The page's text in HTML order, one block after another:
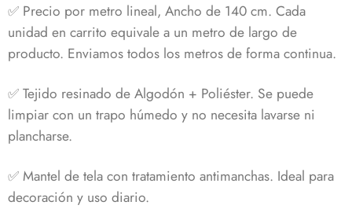
✅ Precio por metro lineal, Ancho de 140 cm. Cada
unidad en carrito equivale a un metro de largo de
producto. Enviamos todos los metros de forma continua.
✅ Tejido resinado de Algodón + Poliéster. Se puede
limpiar con un trapo húmedo y no necesita lavarse ni
plancharse.
✅ Mantel de tela con tratamiento antimanchas. Ideal para
decoración y uso diario.